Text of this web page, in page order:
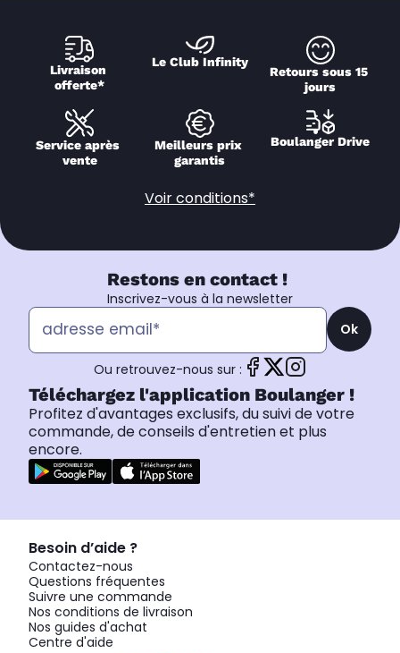
Livraison
offerte*
Le Club Infinity
Retours sous 15
jours
Service après
vente
Meilleurs prix
garantis
Boulanger Drive
Voir conditions*
Restons en contact !
Inscrivez-vous à la newsletter
Ok
Ou retrouvez-nous sur :
Téléchargez l'application Boulanger !
Profitez d'avantages exclusifs, du suivi de votre
commande, de conseils d'entretien et plus
encore.
Besoin d’aide ?
Contactez-nous
Questions fréquentes
Suivre une commande
Nos conditions de livraison
Nos guides d'achat
Centre d'aide